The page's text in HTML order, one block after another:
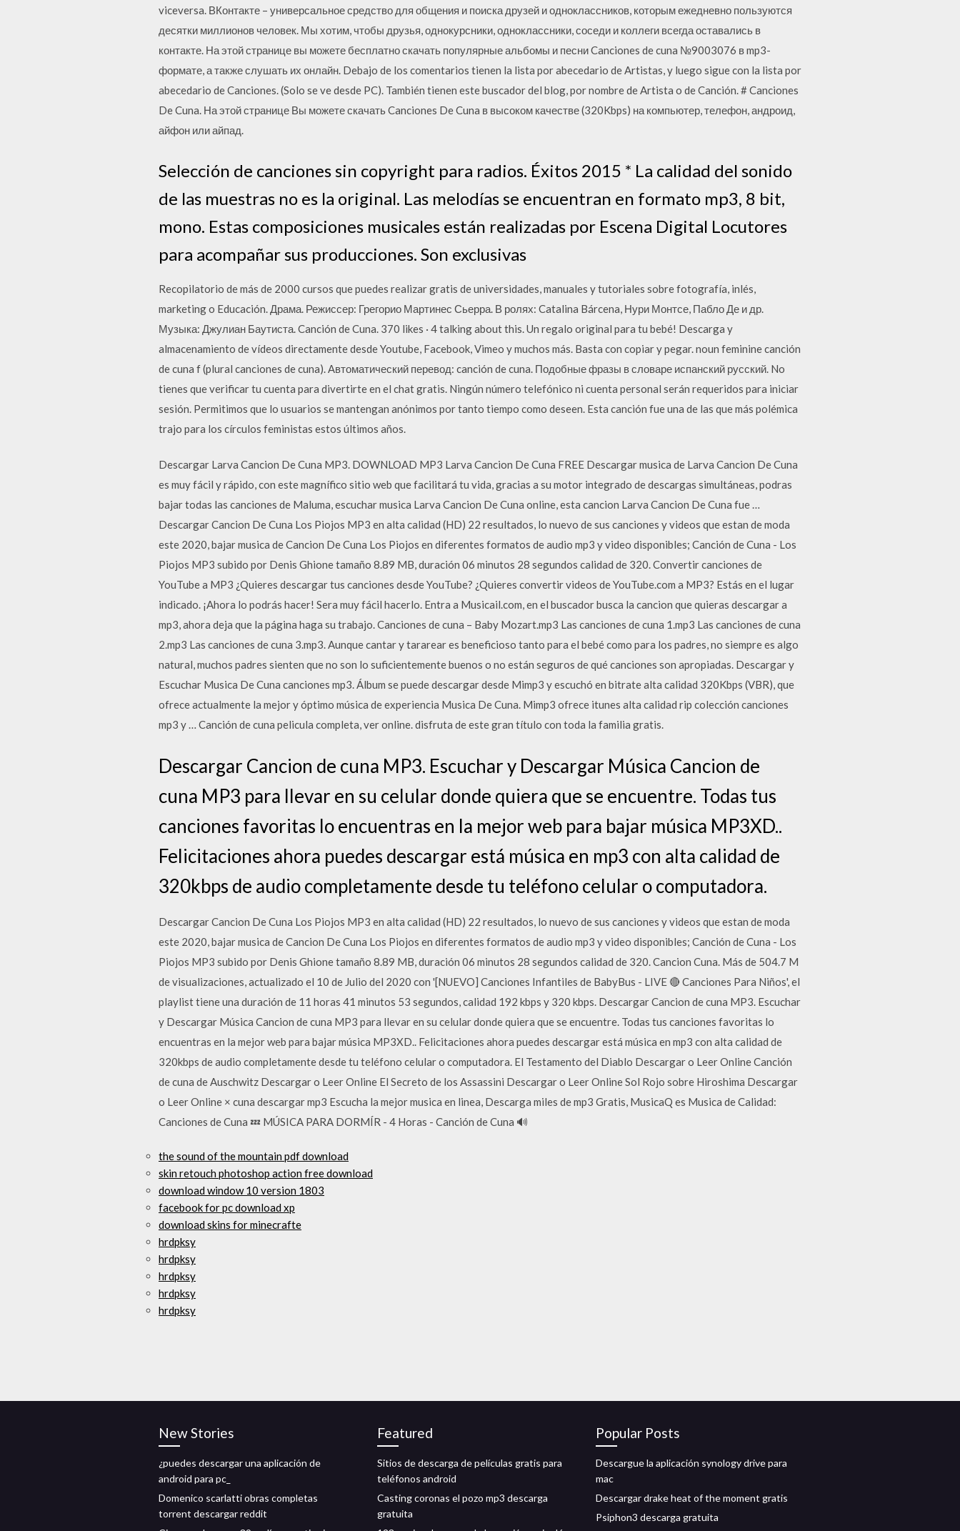
viceversa. ВКонтакте – универсальное средство для общения и поиска друзей и одноклассников, которым ежедневно пользуются
десятки миллионов человек. Мы хотим, чтобы друзья, однокурсники, одноклассники, соседи и коллеги всегда оставались в
контакте. На этой странице вы можете бесплатно скачать популярные альбомы и песни Canciones de cuna №9003076 в mp3-
формате, а также слушать их онлайн. Debajo de los comentarios tienen la lista por abecedario de Artistas, y luego sigue con la lista por
abecedario de Canciones. (Solo se ve desde PC). También tienen este buscador del blog, por nombre de Artista o de Canción. # Canciones
De Cuna. На этой странице Вы можете скачать Canciones De Cuna в высоком качестве (320Kbps) на компьютер, телефон, андроид,
айфон или айпад.
Selección de canciones sin copyright para radios. Éxitos 2015 * La calidad del sonido
de las muestras no es la original. Las melodías se encuentran en formato mp3, 8 bit,
mono. Estas composiciones musicales están realizadas por Escena Digital Locutores
para acompañar sus producciones. Son exclusivas
Recopilatorio de más de 2000 cursos que puedes realizar gratis de universidades, manuales y tutoriales sobre fotografía, inlés,
marketing o Educación. Драма. Режиссер: Грегорио Мартинес Сьерра. В ролях: Catalina Bárcena, Нури Монтсе, Пабло Де и др.
Музыка: Джулиан Баутиста. Canción de Cuna. 370 likes · 4 talking about this. Un regalo original para tu bebé! Descarga y
almacenamiento de vídeos directamente desde Youtube, Facebook, Vimeo y muchos más. Basta con copiar y pegar. noun feminine canción
de cuna f (plural canciones de cuna). Автоматический перевод: canción de cuna. Подобные фразы в словаре испанский русский. No
tienes que verificar tu cuenta para divertirte en el chat gratis. Ningún número telefónico ni cuenta personal serán requeridos para iniciar
sesión. Permitimos que lo usuarios se mantengan anónimos por tanto tiempo como deseen. Esta canción fue una de las que más polémica
trajo para los círculos feministas estos últimos años.
Descargar Larva Cancion De Cuna MP3. DOWNLOAD MP3 Larva Cancion De Cuna FREE Descargar musica de Larva Cancion De Cuna
es muy fácil y rápido, con este magnífico sitio web que facilitará tu vida, gracias a su motor integrado de descargas simultáneas, podras
bajar todas las canciones de Maluma, escuchar musica Larva Cancion De Cuna online, esta cancion Larva Cancion De Cuna fue …
Descargar Cancion De Cuna Los Piojos MP3 en alta calidad (HD) 22 resultados, lo nuevo de sus canciones y videos que estan de moda
este 2020, bajar musica de Cancion De Cuna Los Piojos en diferentes formatos de audio mp3 y video disponibles; Canción de Cuna - Los
Piojos MP3 subido por Denis Ghione tamaño 8.89 MB, duración 06 minutos 28 segundos calidad de 320. Convertir canciones de
YouTube a MP3 ¿Quieres descargar tus canciones desde YouTube? ¿Quieres convertir videos de YouTube.com a MP3? Estás en el lugar
indicado. ¡Ahora lo podrás hacer! Sera muy fácil hacerlo. Entra a Musicail.com, en el buscador busca la cancion que quieras descargar a
mp3, ahora deja que la página haga su trabajo. Canciones de cuna – Baby Mozart.mp3 Las canciones de cuna 1.mp3 Las canciones de cuna
2.mp3 Las canciones de cuna 3.mp3. Aunque cantar y tararear es beneficioso tanto para el bebé como para los padres, no siempre es algo
natural, muchos padres sienten que no son lo suficientemente buenos o no están seguros de qué canciones son apropiadas. Descargar y
Escuchar Musica De Cuna canciones mp3. Álbum se puede descargar desde Mimp3 y escuchó en bitrate alta calidad 320Kbps (VBR), que
ofrece actualmente la mejor y óptimo música de experiencia Musica De Cuna. Mimp3 ofrece itunes alta calidad rip colección canciones
mp3 y … Canción de cuna pelicula completa, ver online. disfruta de este gran título con toda la familia gratis.
Descargar Cancion de cuna MP3. Escuchar y Descargar Música Cancion de
cuna MP3 para llevar en su celular donde quiera que se encuentre. Todas tus
canciones favoritas lo encuentras en la mejor web para bajar música MP3XD..
Felicitaciones ahora puedes descargar está música en mp3 con alta calidad de
320kbps de audio completamente desde tu teléfono celular o computadora.
Descargar Cancion De Cuna Los Piojos MP3 en alta calidad (HD) 22 resultados, lo nuevo de sus canciones y videos que estan de moda
este 2020, bajar musica de Cancion De Cuna Los Piojos en diferentes formatos de audio mp3 y video disponibles; Canción de Cuna - Los
Piojos MP3 subido por Denis Ghione tamaño 8.89 MB, duración 06 minutos 28 segundos calidad de 320. Cancion Cuna. Más de 504.7 M
de visualizaciones, actualizado el 10 de Julio del 2020 con '[NUEVO] Canciones Infantiles de BabyBus - LIVE 🔴 Canciones Para Niños', el
playlist tiene una duración de 11 horas 41 minutos 53 segundos, calidad 192 kbps y 320 kbps. Descargar Cancion de cuna MP3. Escuchar
y Descargar Música Cancion de cuna MP3 para llevar en su celular donde quiera que se encuentre. Todas tus canciones favoritas lo
encuentras en la mejor web para bajar música MP3XD.. Felicitaciones ahora puedes descargar está música en mp3 con alta calidad de
320kbps de audio completamente desde tu teléfono celular o computadora. El Testamento del Diablo Descargar o Leer Online Canción
de cuna de Auschwitz Descargar o Leer Online El Secreto de los Assassini Descargar o Leer Online Sol Rojo sobre Hiroshima Descargar
o Leer Online × cuna descargar mp3 Escucha la mejor musica en linea, Descarga miles de mp3 Gratis, MusicaQ es Musica de Calidad:
Canciones de Cuna 💤 MÚSICA PARA DORMÍR - 4 Horas - Canción de Cuna 🔊
the sound of the mountain pdf download
skin retouch photoshop action free download
download window 10 version 1803
facebook for pc download xp
download skins for minecrafte
hrdpksy
hrdpksy
hrdpksy
hrdpksy
hrdpksy
New Stories
¿puedes descargar una aplicación de
android para pc_
Domenico scarlatti obras completas
torrent descargar reddit
Featured
Sitios de descarga de películas gratis para
teléfonos android
Casting coronas el pozo mp3 descarga
gratuita
Popular Posts
Descargue la aplicación synology drive para
mac
Descargar drake heat of the moment gratis
Psiphon3 descarga gratuita